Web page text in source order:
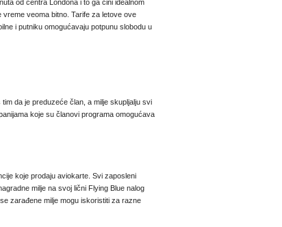
od centra Londona i to ga čini idealnom
vreme veoma bitno. Tarife za letove ove
i putniku omogućavaju potpunu slobodu u
da je preduzeće član, a milje skupljalju svi
koje su članovi programa omogućava
koje prodaju aviokarte. Svi zaposleni
milje na svoj lični Flying Blue nalog
zarađene milje mogu iskoristiti za razne